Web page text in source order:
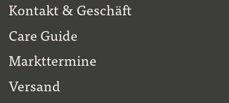
Kontakt & Geschäft
Care Guide
Markttermine
Versand